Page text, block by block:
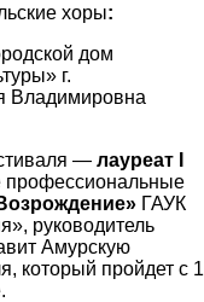
хоры:
дом
г.
Владимировна
— лауреат I
профессиональные
ГАУК
руководитель
Амурскую
который пройдет с 1